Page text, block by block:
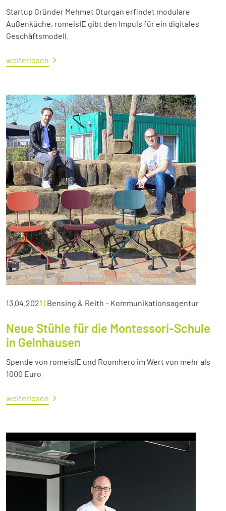
Startup Gründer Mehmet Oturgan erfindet modulare
Außenküche, romeisIE gibt den Impuls für ein digitales
Geschäftsmodell.
weiterlesen
13.04.2021 | Bensing & Reith – Kommunikationsagentur
Neue Stühle für die Montessori-Schule
in Gelnhausen
Spende von romeisIE und Roomhero im Wert von mehr als
1000 Euro
weiterlesen